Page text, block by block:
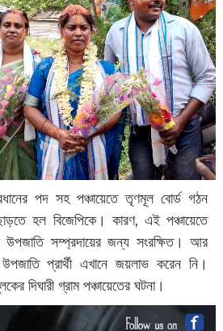
পদ সহ পঞ্চায়েতে তৃণমূল বোর্ড গঠন
হল বিজেপিকে। কারণ, এই পঞ্চায়েতে
উপজাতি সম্প্রদায়ের জন্য সংরক্ষিত। আর
প্রার্থী এখানে জয়লাভ করেন নি।
দিঘারী গ্রাম পঞ্চায়েতের ঘটনা।